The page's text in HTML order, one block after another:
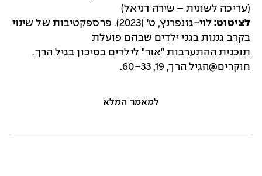
(עריכה לשונית – שירה דניאל)
לציטוט:
לוי-גזנפרנץ, ט' (2023). פרספקטיבות של שינוי
בקרב גננות בגני ילדים שבהם פועלת
תוכנית ההתערבות "אור" לילדים בסיכון בגיל הרך.
חוקרים@הגיל הרך, 19, 60-33.
למאמר המלא